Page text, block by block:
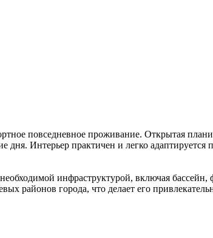
повседневное проживание. Открытая
дня. Интерьер практичен и легко
инфраструктурой, включая бассейн,
районов города, что делает его